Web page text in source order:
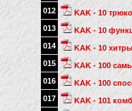
012
KAK - 10
013
KAK - 10
014
KAK - 10
015
KAK - 100
016
KAK - 100
017
KAK - 101